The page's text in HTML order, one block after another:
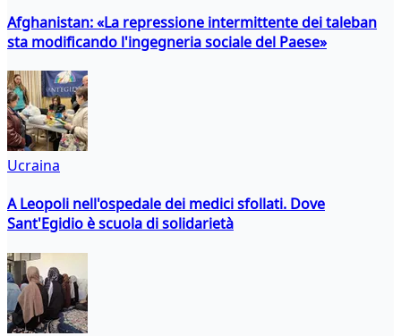
Afghanistan: «La repressione intermittente dei taleban
sta modificando l'ingegneria sociale del Paese»
Ucraina
A Leopoli nell'ospedale dei medici sfollati. Dove
Sant'Egidio è scuola di solidarietà